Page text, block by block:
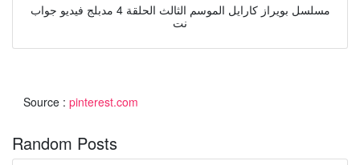
مسلسل بويراز كارايل الموسم الثالث الحلقة 4 مدبلج فيديو جواب
نت
Source : pinterest.com
Random Posts